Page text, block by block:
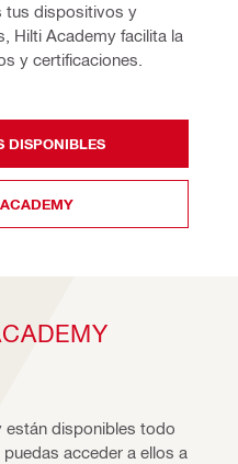
tus dispositivos y
Hilti Academy facilita la
y certificaciones.
DISPONIBLES
están disponibles todo
acceder a ellos a